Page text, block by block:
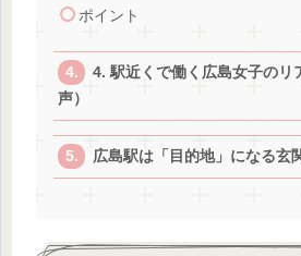
ポイント
4. 駅近くで働く広島女子のリ
声）
広島駅は「目的地」になる玄